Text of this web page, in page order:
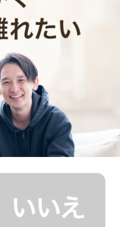
ビス内容
ス料金
ビュー
の利用を